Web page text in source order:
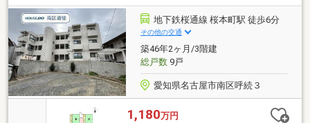
用可能な約5帖の和室◆全居室5帖以上のゆとりの広さ
でプライベート空間も充実◆大容量のWICを含む全居
室収納でスッキリとした住空間◆家事の負担を軽減す
る食洗器搭載キッチン◆大切な家族と暮らせるペット
飼育可の住まい(細則有)◆「フィール野並店」まで徒
歩約9分とお買い物施設も充実
地下鉄桜通線 桜本町駅 徒歩6分
その他の交通
築46年2ヶ月/3階建
総戸数9戸
愛知県名古屋市南区呼続３
1,180万円